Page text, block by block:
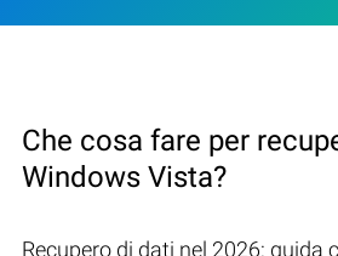
Che cosa fare per
Windows Vista?
Recupero di dati nel 2026: guida